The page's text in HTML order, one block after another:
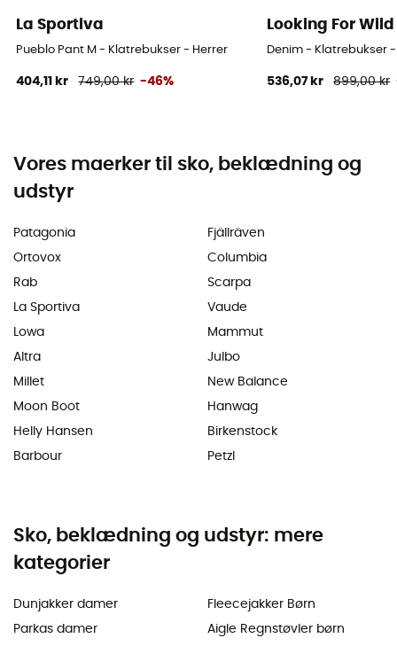
La Sportiva
Pueblo Pant M - Klatrebukser - Herrer
404,11 kr 749,00 kr -46%
Looking For Wild
Denim - Klatrebukser
536,07 kr 899,00 kr
Vores maerker til sko, beklædning og
udstyr
Patagonia
Ortovox
Rab
La Sportiva
Lowa
Altra
Millet
Moon Boot
Helly Hansen
Barbour
Fjällräven
Columbia
Scarpa
Vaude
Mammut
Julbo
New Balance
Hanwag
Birkenstock
Petzl
Sko, beklædning og udstyr: mere
kategorier
Dunjakker damer
Parkas damer
Fleecejakker Børn
Aigle Regnstøvler børn